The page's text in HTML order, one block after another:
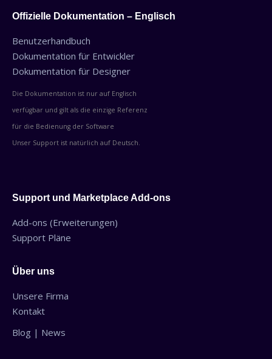
Offizielle Dokumentation – Englisch
Benutzerhandbuch
Dokumentation für Entwickler
Dokumentation für Designer
Die Dokumentation ist nur auf Englisch
verfügbar und gilt als die einzige Referenz
für die Bedienung der Software
Unser Support ist natürlich auf Deutsch.
Support und Marketplace Add-ons
Add-ons (Erweiterungen)
Support Pläne
Über uns
Unsere Firma
Kontakt
Blog | News